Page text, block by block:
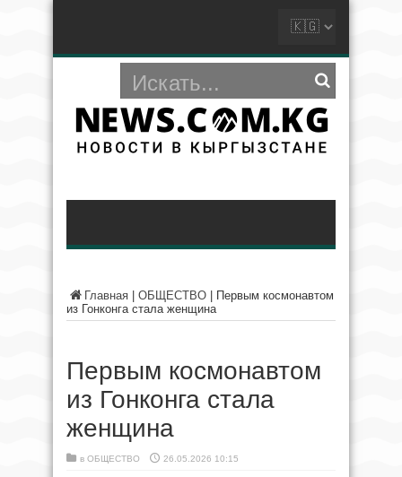
Главная ОБЩЕСТВО
Первым космонавтом
из Гонконга стала женщина
Первым космонавтом
из Гонконга стала
женщина
в ОБЩЕСТВО 26.05.2026 10:15